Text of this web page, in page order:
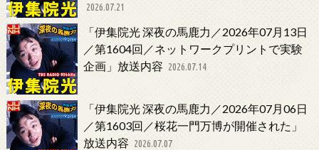
2026.07.21
「伊集院光 深夜の馬鹿力／2026年07月13日
／第1604回／ネットワークプリントで実験
企画」放送内容 2026.07.14
「伊集院光 深夜の馬鹿力／2026年07月06日
／第1603回／桜花一門万博が開催された」
放送内容 2026.07.07